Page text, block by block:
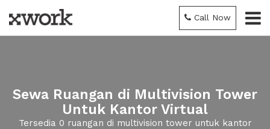
Call Now
Sewa Ruangan di Multivision Tower
Untuk Kantor Virtual
Tersedia 0 ruangan di multivision tower untuk kantor